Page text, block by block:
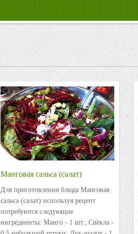
Манговая сальса (салат)
Для приготовления блюда Манговая
сальса (салат) используя рецепт
потребуются следующие
ингредиенты: Манго - 1 шт.; Свёкла -